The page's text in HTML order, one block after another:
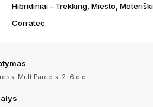
Hibridiniai - Trekking, Miesto,
Corratec
MultiParcels. 2–6 d.d.